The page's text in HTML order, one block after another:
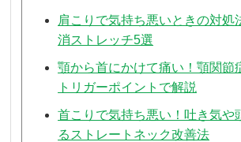
肩こりで気持ち悪いときの対処
消ストレッチ5選
顎から首にかけて痛い！顎関節
トリガーポイントで解説
首こりで気持ち悪い！吐き気や
るストレートネック改善法